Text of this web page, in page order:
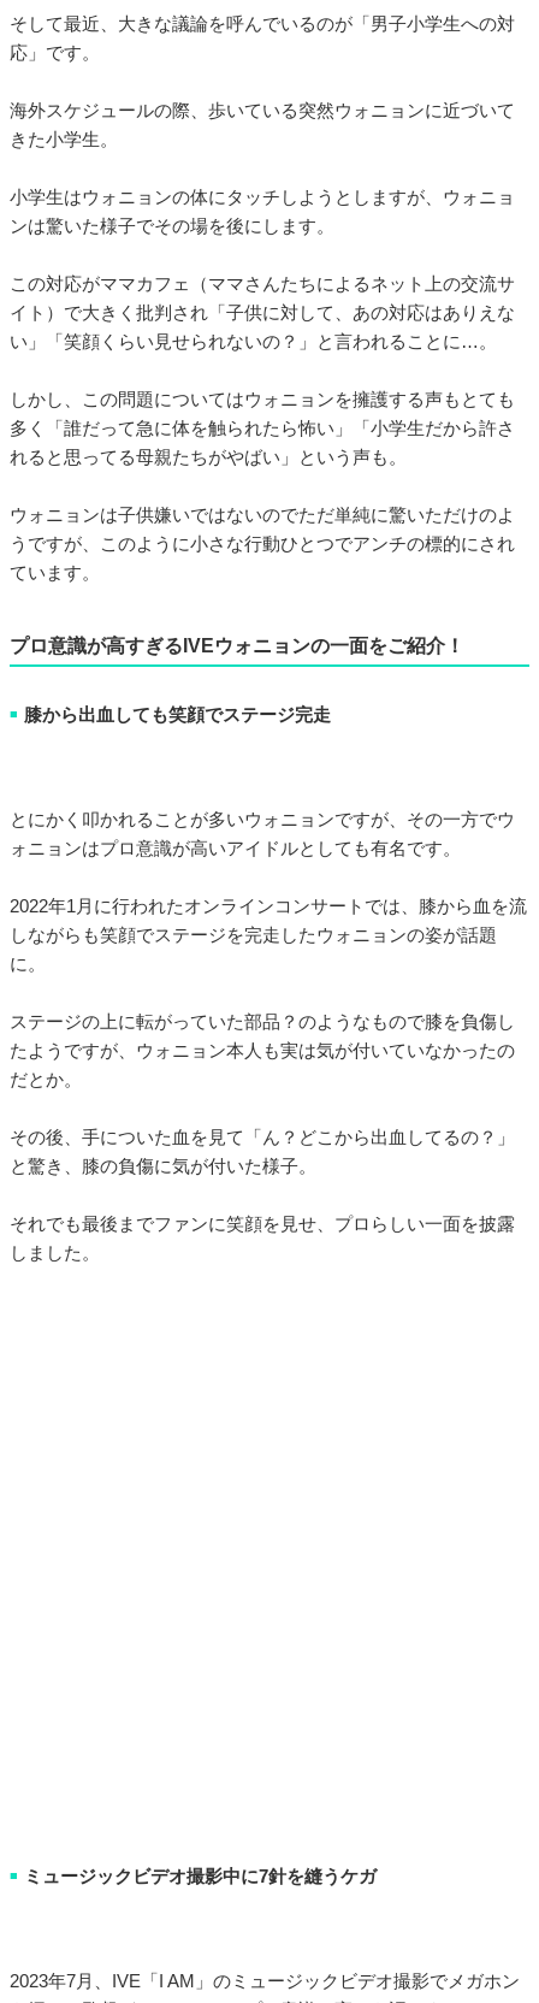
そして最近、大きな議論を呼んでいるのが「男子小学生への対
応」です。
海外スケジュールの際、歩いている突然ウォニョンに近づいて
きた小学生。
小学生はウォニョンの体にタッチしようとしますが、ウォニョ
ンは驚いた様子でその場を後にします。
この対応がママカフェ（ママさんたちによるネット上の交流サ
イト）で大きく批判され「子供に対して、あの対応はありえな
い」「笑顔くらい見せられないの？」と言われることに…。
しかし、この問題についてはウォニョンを擁護する声もとても
多く「誰だって急に体を触られたら怖い」「小学生だから許さ
れると思ってる母親たちがやばい」という声も。
ウォニョンは子供嫌いではないのでただ単純に驚いただけのよ
うですが、このように小さな行動ひとつでアンチの標的にされ
ています。
プロ意識が高すぎるIVEウォニョンの一面をご紹介！
■ 膝から出血しても笑顔でステージ完走
とにかく叩かれることが多いウォニョンですが、その一方でウ
ォニョンはプロ意識が高いアイドルとしても有名です。
2022年1月に行われたオンラインコンサートでは、膝から血を流
しながらも笑顔でステージを完走したウォニョンの姿が話題
に。
ステージの上に転がっていた部品？のようなもので膝を負傷し
たようですが、ウォニョン本人も実は気が付いていなかったの
だとか。
その後、手についた血を見て「ん？どこから出血してるの？」
と驚き、膝の負傷に気が付いた様子。
それでも最後までファンに笑顔を見せ、プロらしい一面を披露
しました。
■ ミュージックビデオ撮影中に7針を縫うケガ
2023年7月、IVE「I AM」のミュージックビデオ撮影でメガホン